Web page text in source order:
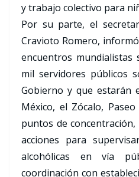
y trabajo colectivo para
Por su parte, el
Cravioto Romero,
encuentros mundialistas
mil servidores públicos
Gobierno y que estarán
México, el Zócalo,
puntos de
acciones para
alcohólicas en vía
coordinación con